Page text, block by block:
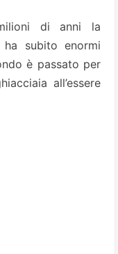
di anni la
ha subito enormi
è passato per
all’essere